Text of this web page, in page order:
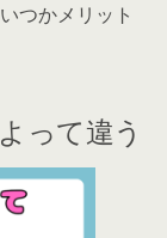
つかメリット
って違う